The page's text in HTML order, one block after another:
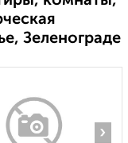
Зеленограде
›